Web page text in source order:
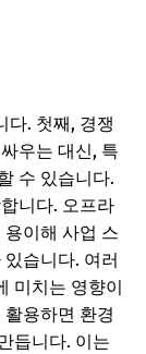
다. 첫째, 경쟁
우는 대신, 특
수 있습니다.
니다. 오프라
이해 사업 스
습니다. 여러
미치는 영향이
용하면 환경
듭니다. 이는